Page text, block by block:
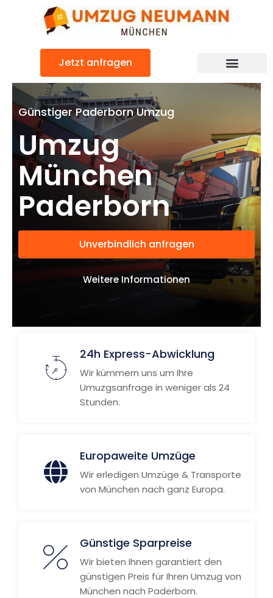
Jetzt anfragen
Günstiger Paderborn Umzug
Umzug
München
Paderborn
Unverbindlich anfragen
Weitere Informationen
24h Express-Abwicklung
Wir kümmern uns um Ihre
Umuzgsanfrage in weniger als 24
Stunden.
Europaweite Umzüge
Wir erledigen Umzüge & Transporte
von München nach ganz Europa.
Günstige Sparpreise
Wir bieten Ihnen garantiert den
günstigen Preis für Ihren Umzug von
München nach Paderborn.